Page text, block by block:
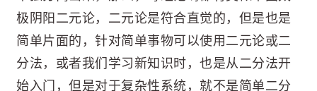
极阴阳二元论，二元论是符合直觉的，但是也是
简单片面的，针对简单事物可以使用二元论或二
分法，或者我们学习新知识时，也是从二分法开
始入门，但是对于复杂性系统，就不是简单二分